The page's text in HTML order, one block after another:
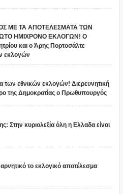
ΜΕ ΤΑ ΑΠΟΤΕΛΕΣΜΑΤΑ ΤΩΝ
ΗΜΙΧΡΟΝΟ ΕΚΛΟΓΩΝ! Ο
και ο Άρης Πορτοσάλτε
εκλογών
των εθνικών εκλογών! Διερευνητική
της Δημοκρατίας ο Πρωθυπουργός
Στην κυριολεξία όλη η Ελλαδα είναι
το εκλογικό αποτέλεσμα